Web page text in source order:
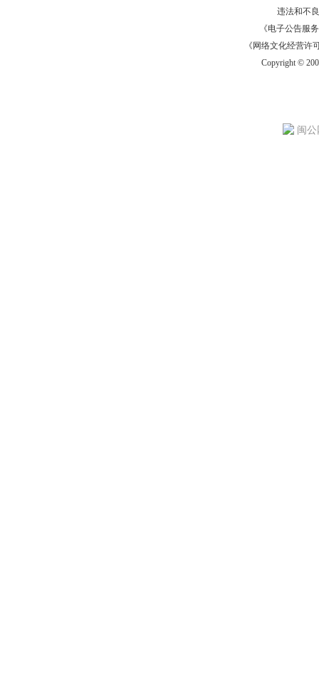
违法和不
《电子公告服务
《网络文化经营许
Copyright ©
闽公